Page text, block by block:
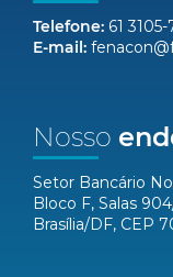
Telefone: 61
E-mail:
Nosso
Setor Bancário
Bloco F, Salas
Brasília/DF, CEP